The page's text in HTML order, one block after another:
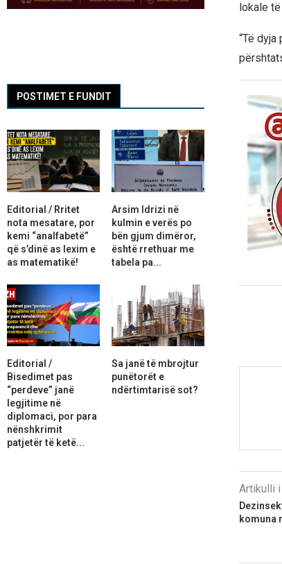
lokale
“Të
Artikulli
komuna
POSTIMET E FUNDIT
Editorial / Rritet
nota mesatare, por
kemi “analfabetë”
që s’dinë as lexim e
as matematikë!
Arsim Idrizi në
kulmin e verës po
bën gjum dimëror,
është rrethuar me
tabela pa...
Editorial /
Bisedimet pas
“perdeve” janë
legjitime në
diplomaci, por para
nënshkrimit
patjetër të ketë...
Sa janë të mbrojtur
punëtorët e
ndërtimtarisë sot?